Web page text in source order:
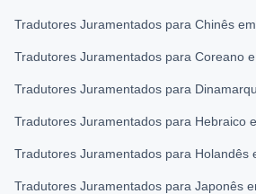
Tradutores Juramentados para Chinês
Tradutores Juramentados para Coreano
Tradutores Juramentados para
Tradutores Juramentados para Hebraico
Tradutores Juramentados para Holandês
Tradutores Juramentados para Japonês